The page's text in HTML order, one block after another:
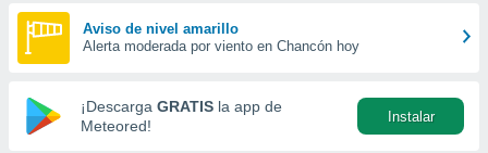
forma
digital
basada
Aviso de nivel amarillo
Alerta moderada por viento en Chancón hoy
¡Descarga GRATIS la app de
Meteored!
Instalar